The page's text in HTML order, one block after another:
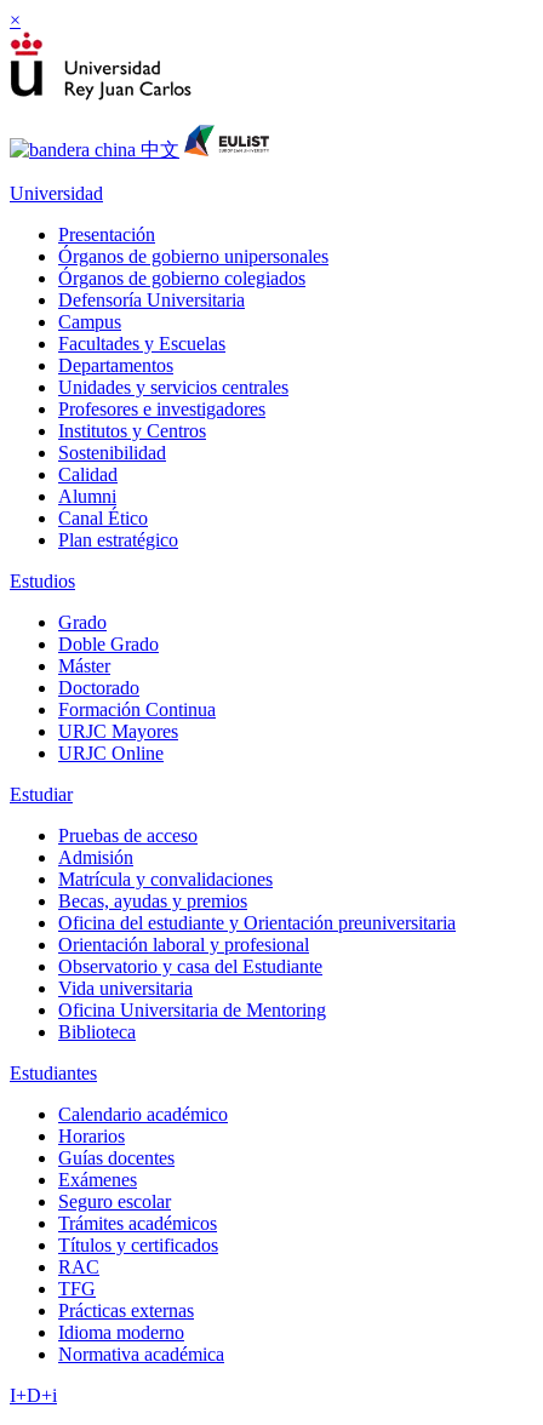
×
Universidad
Presentación
Órganos de gobierno unipersonales
Órganos de gobierno colegiados
Defensoría Universitaria
Campus
Facultades y Escuelas
Departamentos
Unidades y servicios centrales
Profesores e investigadores
Institutos y Centros
Sostenibilidad
Calidad
Alumni
Canal Ético
Plan estratégico
Estudios
Grado
Doble Grado
Máster
Doctorado
Formación Continua
URJC Mayores
URJC Online
Estudiar
Pruebas de acceso
Admisión
Matrícula y convalidaciones
Becas, ayudas y premios
Oficina del estudiante y Orientación preuniversitaria
Orientación laboral y profesional
Observatorio y casa del Estudiante
Vida universitaria
Oficina Universitaria de Mentoring
Biblioteca
Estudiantes
Calendario académico
Horarios
Guías docentes
Exámenes
Seguro escolar
Trámites académicos
Títulos y certificados
RAC
TFG
Prácticas externas
Idioma moderno
Normativa académica
I+D+i